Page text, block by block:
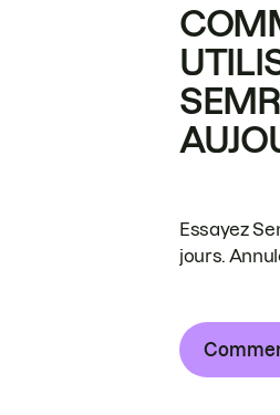
Essayez
jours.